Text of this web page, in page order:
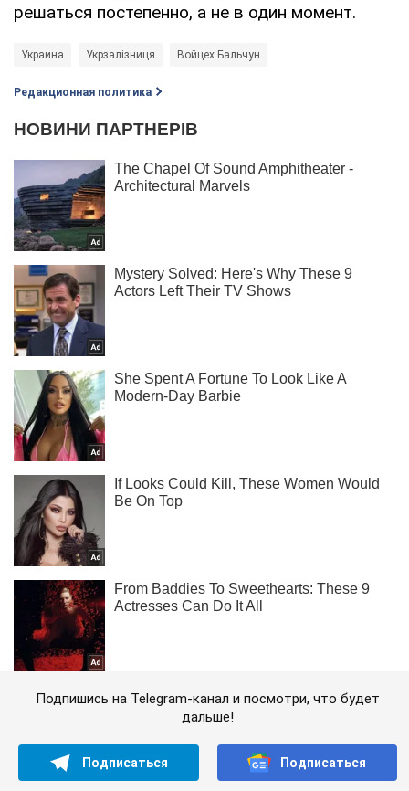
решаться постепенно, а не в один момент.
Украина Укрзалізниця Войцех Бальчун
Редакционная политика
Подпишись на Telegram-канал и посмотри, что будет
дальше!
Подписаться Подписаться